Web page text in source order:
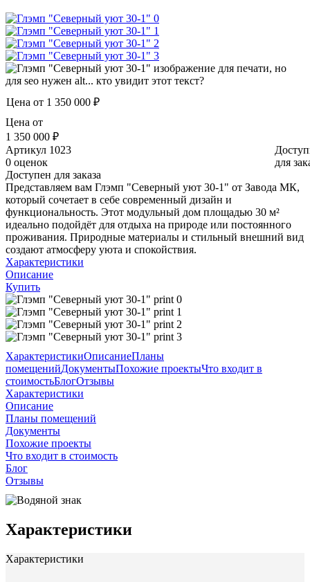
Цена от 1 350 000 ₽
Цена от
1 350 000 ₽
для
Артикул 1023
0 оценок
Доступен для заказа
Представляем вам Глэмп "Северный уют 30-1" от Завода МК,
который сочетает в себе современный дизайн и
функциональность. Этот модульный дом площадью 30 м²
идеально подойдёт для отдыха на природе или постоянного
проживания. Природные материалы и стильный внешний вид
создают атмосферу уюта и спокойствия.
Характеристики
Описание
Купить
ХарактеристикиОписаниеПланы
помещенийДокументыПохожие проектыЧто входит в
стоимостьБлогОтзывы
Характеристики
Описание
Планы помещений
Документы
Похожие проекты
Что входит в стоимость
Блог
Отзывы
Характеристики
Характеристики